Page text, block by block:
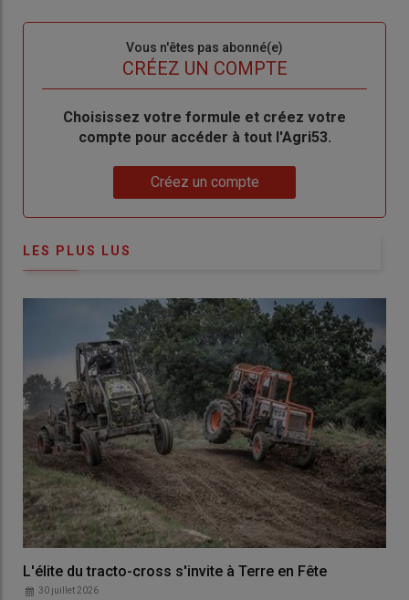
Vous n'êtes pas abonné(e)
CRÉEZ UN COMPTE
BodyChoisissez votre formule et créez votre
compte pour accéder à tout l'Agri53.
Créez un compte
LES PLUS LUS
L'élite du tracto-cross s'invite à Terre en Fête
30 juillet 2026